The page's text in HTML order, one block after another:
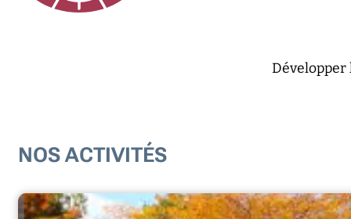
Développer
NOS ACTIVITÉS